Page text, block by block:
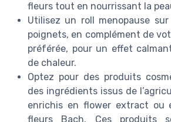
fleurs tout en nourrissant la
Utilisez un roll menopause
poignets, en complément de
préférée, pour un effet
de chaleur.
Optez pour des produits
des ingrédients issus de
enrichis en flower extract ou
fleurs Bach. Ces produits